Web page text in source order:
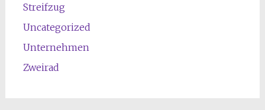
Streifzug
Uncategorized
Unternehmen
Zweirad